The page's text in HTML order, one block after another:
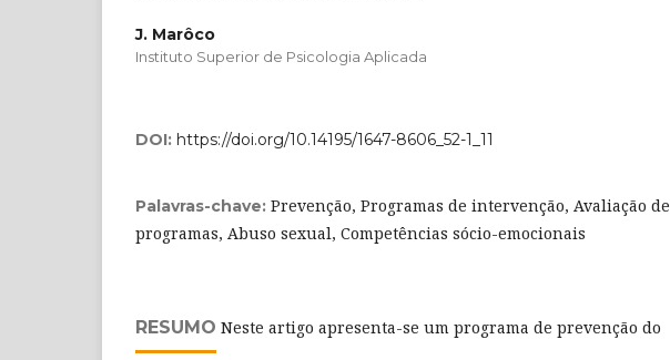
J. Marôco
Instituto Superior de Psicologia Aplicada
DOI: https://doi.org/10.14195/1647-8606_52-1_11
Palavras-chave: Prevenção, Programas de intervenção, Avaliação de
programas, Abuso sexual, Competências sócio-emocionais
RESUMO Neste artigo apresenta-se um programa de prevenção do